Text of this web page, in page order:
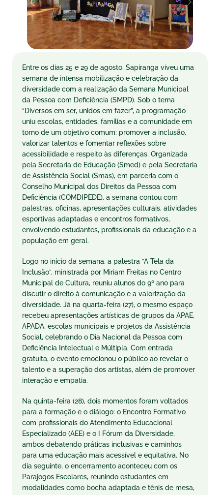
Entre os dias 25 e 29 de agosto, Sapiranga viveu uma
semana de intensa mobilização e celebração da
diversidade com a realização da Semana Municipal
da Pessoa com Deficiência (SMPD). Sob o tema
“Diversos em ser, unidos em fazer”, a programação
uniu escolas, entidades, famílias e a comunidade em
torno de um objetivo comum: promover a inclusão,
valorizar talentos e fomentar reflexões sobre
acessibilidade e respeito às diferenças. Organizada
pela Secretaria de Educação (Smed) e pela Secretaria
de Assistência Social (Smas), em parceria com o
Conselho Municipal dos Direitos da Pessoa com
Deficiência (COMDIPEDE), a semana contou com
palestras, oficinas, apresentações culturais, atividades
esportivas adaptadas e encontros formativos,
envolvendo estudantes, profissionais da educação e a
população em geral.
Logo no início da semana, a palestra “A Tela da
Inclusão”, ministrada por Miriam Freitas no Centro
Municipal de Cultura, reuniu alunos do 9º ano para
discutir o direito à comunicação e a valorização da
diversidade. Já na quarta-feira (27), o mesmo espaço
recebeu apresentações artísticas de grupos da APAE,
APADA, escolas municipais e projetos da Assistência
Social, celebrando o Dia Nacional da Pessoa com
Deficiência Intelectual e Múltipla. Com entrada
gratuita, o evento emocionou o público ao revelar o
talento e a superação dos artistas, além de promover
interação e empatia.
Na quinta-feira (28), dois momentos foram voltados
para a formação e o diálogo: o Encontro Formativo
com profissionais do Atendimento Educacional
Especializado (AEE) e o I Fórum da Diversidade,
ambos debatendo práticas inclusivas e caminhos
para uma educação mais acessível e equitativa. No
dia seguinte, o encerramento aconteceu com os
Parajogos Escolares, reunindo estudantes em
modalidades como bocha adaptada e tênis de mesa,